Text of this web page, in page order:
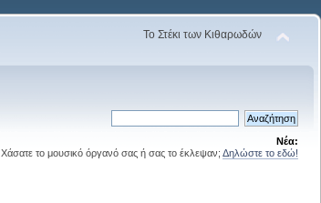
Το Στέκι των Κιθαρωδών
Νέα:
Χάσατε το μουσικό όργανό σας ή σας το έκλεψαν; Δηλώστε το εδώ!